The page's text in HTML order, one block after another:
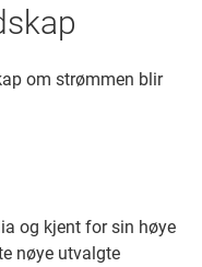
om strømmen blir
og kjent for sin høye
nøye utvalgte